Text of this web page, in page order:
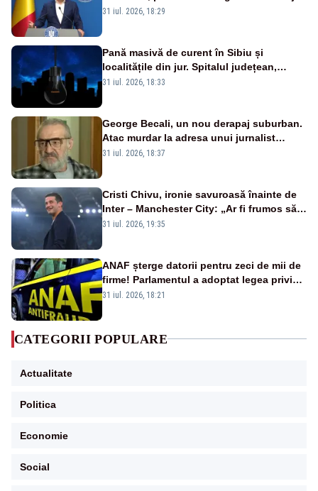
a anunțat importuri și posibile restricții –
31 iul. 2026, 18:29
Pană masivă de curent în Sibiu și
localitățile din jur. Spitalul județean,
semafoarele, rețelele de telefonie, grav
31 iul. 2026, 18:33
George Becali, un nou derapaj suburban.
Atac murdar la adresa unui jurnalist
sportiv – AUDIO
31 iul. 2026, 18:37
Cristi Chivu, ironie savuroasă înainte de
Inter – Manchester City: „Ar fi frumos să
mai cumpărați și de la noi”
31 iul. 2026, 19:35
ANAF șterge datorii pentru zeci de mii de
firme! Parlamentul a adoptat legea privind
amnistia fiscală
31 iul. 2026, 18:21
CATEGORII POPULARE
Actualitate
Politica
Economie
Social